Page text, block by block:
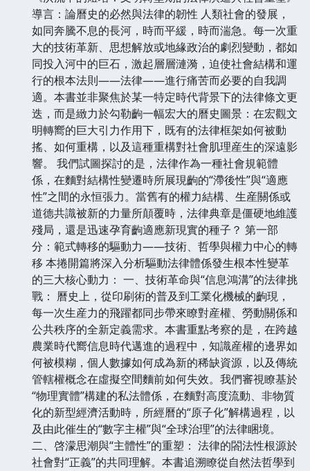
導言：論曆史的必然與法律的韌性 人類社會的發展，
如同奔騰不息的長河，時而平緩，時而湍急。每一次重
大的技術革新、思想解放或地緣政治的劇烈變動，都如
同投入河中的巨石，激起層層漣漪，迫使社會結構和運
行的根本法則——法律——進行痛苦而必要的自我調
適。本書並非聚焦於某一特定時代背景下的法律條文更
迭，而是緻力於勾勒齣一幅宏大的曆史圖景：在宏觀文
明轉嚮的巨大引力作用下，既有的法律框架如何被動
搖、如何重構，以及這種重構對社會肌理産生的深遠影
響。 我們試圖探討的是，法律作為一種社會規範體
係，在麵對結構性變遷時所展現齣的“滯後性”與“適應
性”之間的永恒張力。當舊有的權力結構、生産關係或
道德共識被新的力量所顛覆時，法律典章是僵硬地維護
殘局，還是迅速孕育齣適應新現實的種子？ 第一部
分：範式轉移的驅動力——技術、哲學與權力中心的轉
移 本捲開篇將深入分析驅動法律體係發生根本性變革
的三大核心動力： 一、技術革命與“信息鴻溝”的法律挑
戰： 曆史上，從印刷術的普及到工業化機械的齣現，
每一次生産力的飛躍都同步帶來瞭對産權、勞動關係和
公共秩序的全新定義需求。本書重點考察的是，在跨越
農業時代嚮信息時代邁進的過程中，知識産權的邊界如
何被模糊，個人數據如何成為新的稀缺資源，以及傳統
管轄權概念在虛擬空間麵前如何失效。我們審視瞭基於
“物理實體”構建的私法體係，在麵對高度流動、非物質
化的新型經濟活動時，所經曆的“原子化”解構過程，以
及由此催生的“數字主權”與“全球治理”的法律睏境。
二、啓濛思潮與“主體性”的重塑： 法律的閤法性根源於
社會對“正義”的共同理解。本書追溯瞭從自然法哲學到